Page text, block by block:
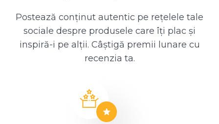
Postează conținut autentic pe rețelele tale
sociale despre produsele care îți plac și
inspiră-i pe alții. Câștigă premii lunare cu
recenzia ta.